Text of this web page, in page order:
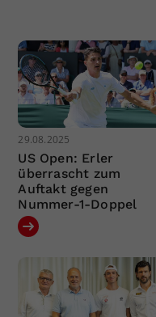
29.08.2025
US Open: Erler
überrascht zum
Auftakt gegen
Nummer-1-Doppel